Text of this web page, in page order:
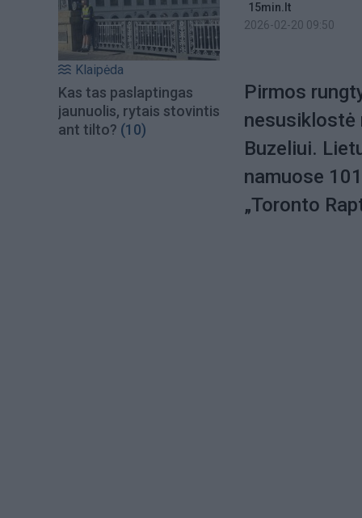
Klaipėda
Kas tas paslaptingas
jaunuolis, rytais stovintis
ant tilto? (10)
15min.lt
2026-02-20 09:50
Pirmos
nesusiklostė
Buzeliui.
namuose
„Toronto